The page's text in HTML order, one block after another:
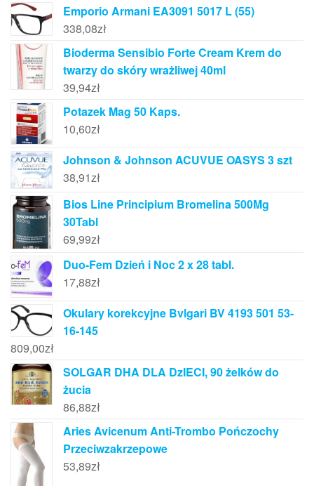
Emporio Armani EA3091 5017 L (55)
338,08zł
Bioderma Sensibio Forte Cream Krem do
twarzy do skóry wrażliwej 40ml
39,94zł
Potazek Mag 50 Kaps.
10,60zł
Johnson & Johnson ACUVUE OASYS 3 szt
38,91zł
Bios Line Principium Bromelina 500Mg
30Tabl
69,99zł
Duo-Fem Dzień i Noc 2 x 28 tabl.
17,88zł
Okulary korekcyjne Bvlgari BV 4193 501 53-
16-145
809,00zł
SOLGAR DHA DLA DzIECI, 90 żelków do
żucia
86,88zł
Aries Avicenum Anti-Trombo Pończochy
Przeciwzakrzepowe
53,89zł